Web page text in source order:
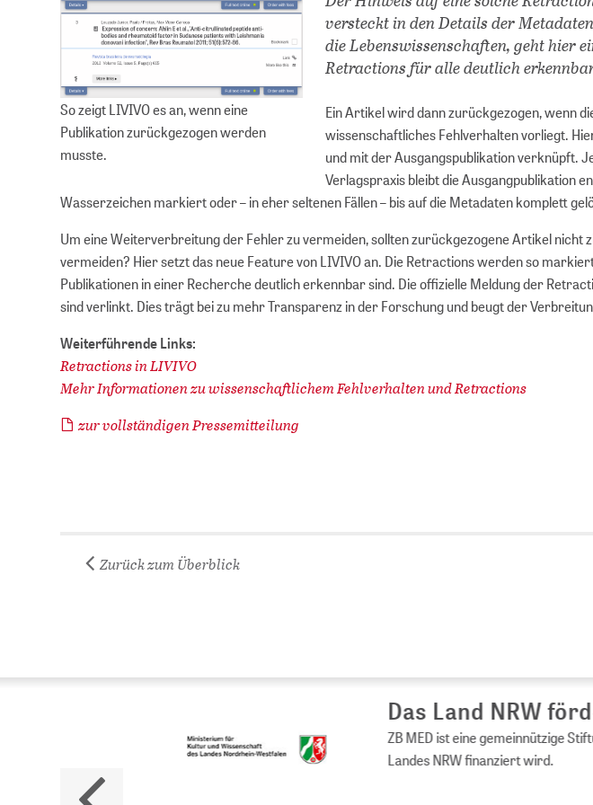
So zeigt LIVIVO es an, wenn eine
Publikation zurückgezogen werden
musste.
versteckt in den Details der
die Lebens­wissen­schaften, geht hier
Retractions für alle deutlich
Ein Artikel wird dann zurückgezogen, wenn
wissenschaftliches Fehlverhalten vorliegt.
und mit der Ausgangspublikation verknüpft.
Verlagspraxis bleibt die Ausgangpublikation
Wasserzeichen markiert oder – in eher seltenen Fällen – bis auf die Metadaten komplett
Um eine Weiterverbreitung der Fehler zu vermeiden, sollten zurückgezogene Artikel nicht
vermeiden? Hier setzt das neue Feature von LIVIVO an. Die Retractions werden so
Publikationen in einer Recherche deutlich erkennbar sind. Die offizielle Meldung der
sind verlinkt. Dies trägt bei zu mehr Transparenz in der Forschung und beugt der
Weiterführende Links:
Retractions in LIVIVO
Mehr Informationen zu wissenschaftlichem Fehlverhalten und Retractions
zur vollständigen Pressemitteilung
Zurück zum Überblick
Das Land NRW
ZB MED ist eine gemeinnützige
Landes NRW finanziert wird.